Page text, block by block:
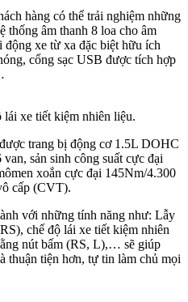
hàng có thể trải nghiệm những
thống âm thanh 8 loa cho âm
xe từ xa đặc biệt hữu ích
cổng sạc USB được tích hợp
xe tiết kiệm nhiên liệu.
trang bị động cơ 1.5L DOHC
sản sinh công suất cực đại
xoắn cực đại 145Nm/4.300
cấp (CVT).
với những tính năng như: Lẫy
chế độ lái xe tiết kiệm nhiên
nút bấm (RS, L),… sẽ giúp
thuận tiện hơn, tự tin làm chủ mọi